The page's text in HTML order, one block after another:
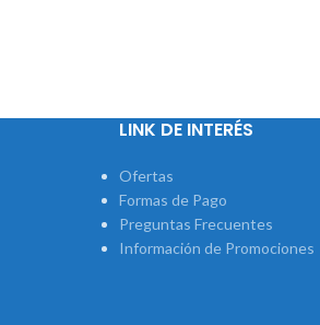
LINK DE INTERÉS
Ofertas
Formas de Pago
Preguntas Frecuentes
Información de Promociones